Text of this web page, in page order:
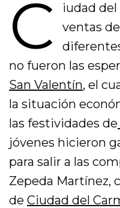
C
iudad del
ventas
no fueron las
San Valentín, el
la situación
las festividades de
jóvenes hicieron
para salir a las
Zepeda Martínez,
deCiudad del